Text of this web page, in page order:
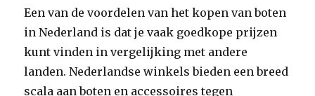
Een van de voordelen van het kopen van boten
in Nederland is dat je vaak goedkope prijzen
kunt vinden in vergelijking met andere
landen. Nederlandse winkels bieden een breed
scala aan boten en accessoires tegen